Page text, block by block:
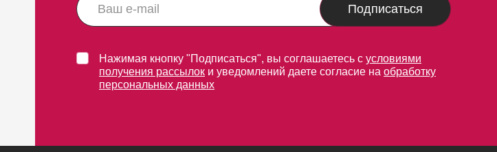
Подписаться
Нажимая кнопку "Подписаться", вы соглашаетесь с условиями
получения рассылок и уведомлений даете согласие на обработку
персональных данных